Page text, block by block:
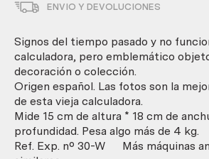
Años
70.
ENVIO Y DEVOLUCIONES
Signos del tiempo pasado y no
calculadora, pero emblemático
decoración o colección.
Origen español. Las fotos son la
de esta vieja calculadora.
Mide 15 cm de altura * 18 cm de
profundidad. Pesa algo más de 4 kg.
Ref. Exp. nº 30-W Más máquinas